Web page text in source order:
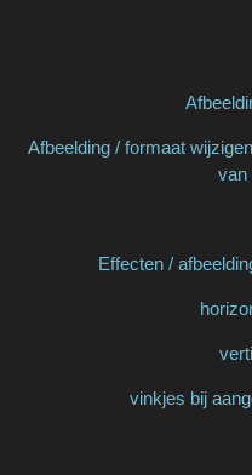
Afbeelding / formaat
van
Effecten /
vinkjes bij